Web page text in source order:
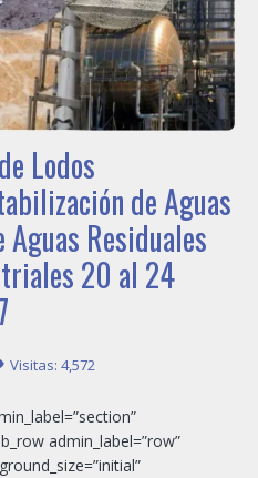
Lodos
de Aguas
Residuales
20 al 24
Visitas: 4,572
admin_label=”row”